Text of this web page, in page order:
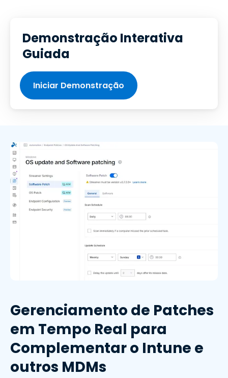
Demonstração Interativa
Guiada
Iniciar Demonstração
Gerenciamento de Patches
em Tempo Real para
Complementar o Intune e
outros MDMs